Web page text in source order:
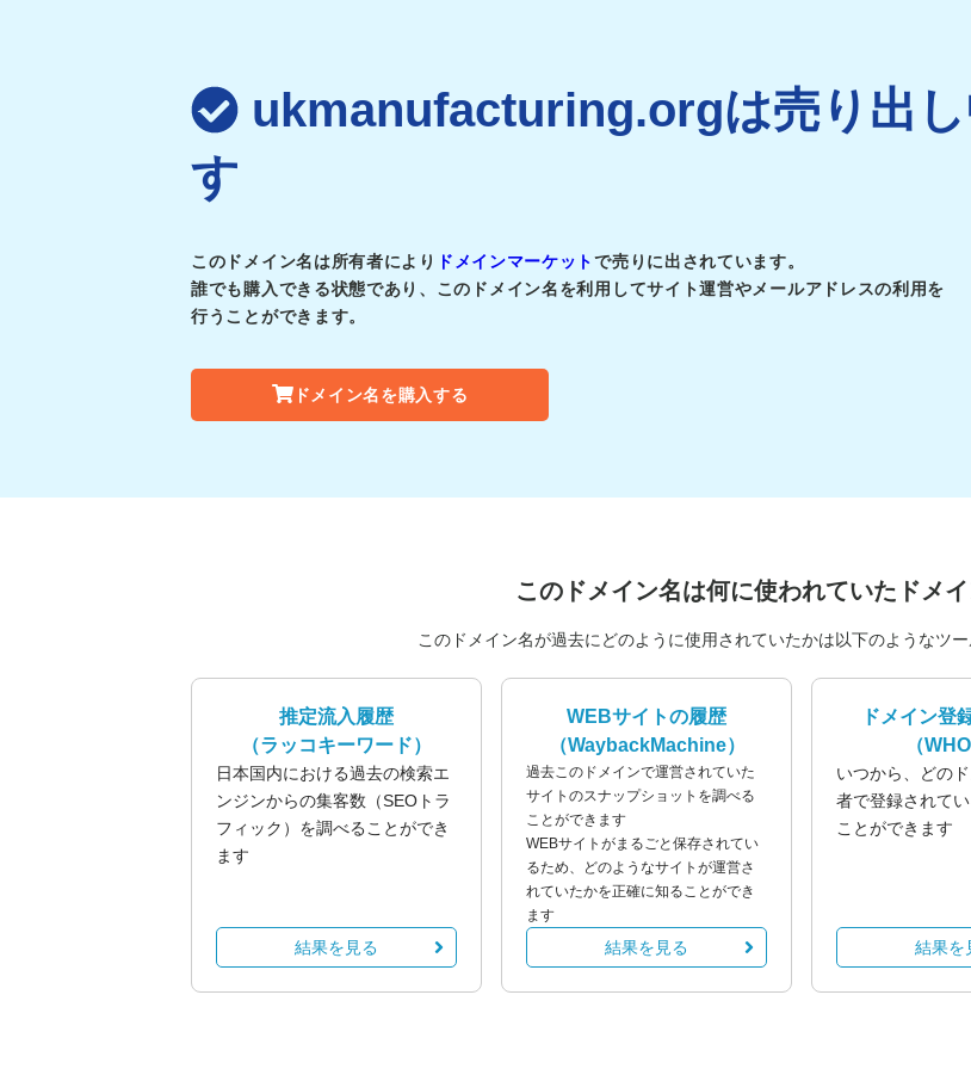
ukmanufacturing.orgは売り出
す
このドメイン名は所有者により ドメインマーケットで売りに出されています。
誰でも購入できる状態であり、このドメイン名を利用してサイト運営やメールアドレスの利用を
行うことができます。
ドメイン名を購入する
このドメイン名は何に使われていたドメ
このドメイン名が過去にどのように使用されていたかは以下のようなツー
推定流入履歴
（ラッコキーワード）
日本国内における過去の検索エ
ンジンからの集客数（SEOトラ
フィック）を調べることができ
ます
結果を見る
WEBサイトの履歴
（WaybackMachine）
過去このドメインで運営されていた
サイトのスナップショットを調べる
ことができます
WEBサイトがまるごと保存されてい
るため、どのようなサイトが運営さ
れていたかを正確に知ることができ
ます
結果を見る
ドメイン登
（
いつから、どの
者で登録されて
ことができます
結果を